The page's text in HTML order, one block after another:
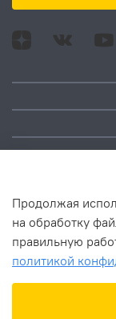
Продолжая
на обработку
правильную
политикой